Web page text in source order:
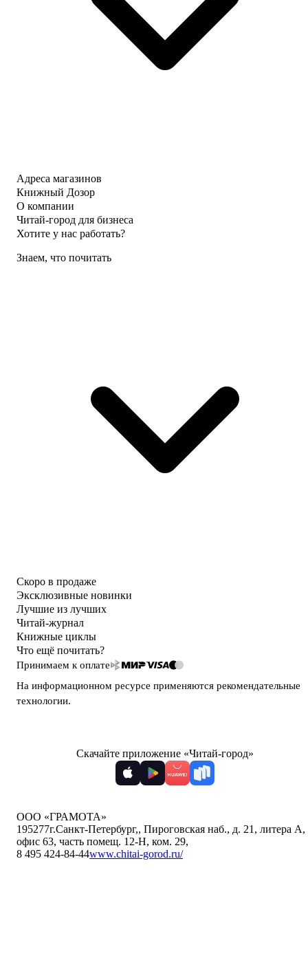
Адреса магазинов
Книжный Дозор
О компании
Читай-город для бизнеса
Хотите у нас работать?
Знаем, что почитать
Скоро в продаже
Эксклюзивные новинки
Лучшие из лучших
Читай-журнал
Книжные циклы
Что ещё почитать?
Принимаем к оплате
На информационном ресурсе применяются рекомендательные
технологии.
Скачайте приложение «Читай-город»
ООО «ГРАМОТА»
195277г.Санкт-Петербург,, Пироговская наб., д. 21, литера А,
офис 63, часть помещ. 12-Н, ком. 29,
8 495 424-84-44www.chitai-gorod.ru/